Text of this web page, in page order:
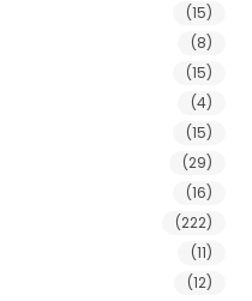
(15)
(8)
(15)
(4)
(15)
(29)
(16)
(222)
(11)
(12)